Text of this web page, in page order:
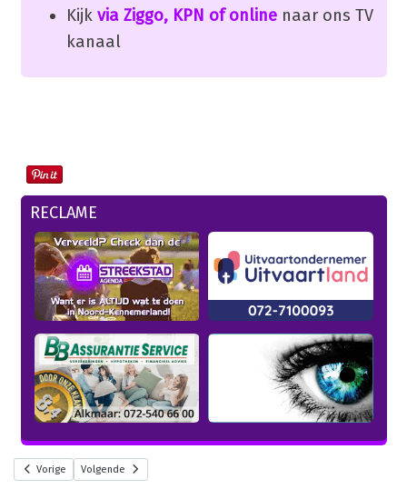
Kijk via Ziggo, KPN of onlinenaar ons TV
kanaal
RECLAME
Vorige Volgende